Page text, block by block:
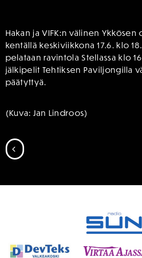
Hakan ja VIFK:n välinen Ykkösen
kentällä keskiviikkona 17.6. klo
pelataan ravintola Stellassa klo
jälkipelit Tehtiksen Paviljongilla
päätyttyä.
(Kuva: Jan Lindroos)
SIIRRY EDELLISEEN